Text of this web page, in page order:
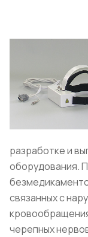
разработке и
оборудования.
связанных с
черепных